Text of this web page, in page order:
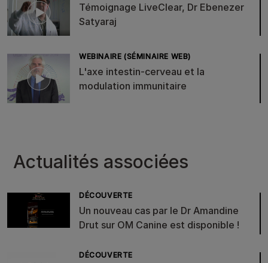
Témoignage LiveClear, Dr Ebenezer
Satyaraj
WEBINAIRE (SÉMINAIRE WEB)
L'axe intestin-cerveau et la
modulation immunitaire
Actualités associées
DÉCOUVERTE
Un nouveau cas par le Dr Amandine
Drut sur OM Canine est disponible !
DÉCOUVERTE